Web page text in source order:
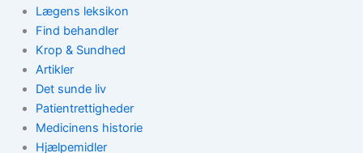
Lægens leksikon
Find behandler
Krop & Sundhed
Artikler
Det sunde liv
Patientrettigheder
Medicinens historie
Hjælpemidler